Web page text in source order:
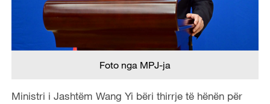
Foto nga MPJ-ja
Ministri i Jashtëm Wang Yi bëri thirrje të hënën për